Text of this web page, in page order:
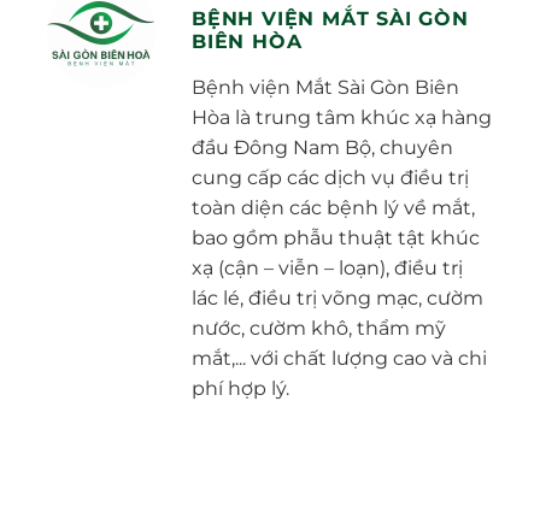
BỆNH VIỆN MẮT SÀI GÒN
BIÊN HÒA
Bệnh viện Mắt Sài Gòn Biên
Hòa là trung tâm khúc xạ hàng
đầu Đông Nam Bộ, chuyên
cung cấp các dịch vụ điều trị
toàn diện các bệnh lý về mắt,
bao gồm phẫu thuật tật khúc
xạ (cận – viễn – loạn), điều trị
lác lé, điều trị võng mạc, cườm
nước, cườm khô, thẩm mỹ
mắt,... với chất lượng cao và chi
phí hợp lý.